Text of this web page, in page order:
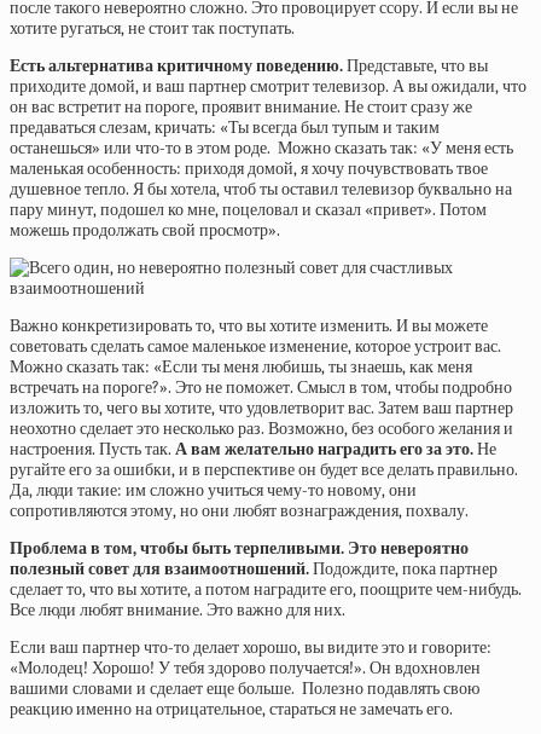
после такого невероятно сложно. Это провоцирует ссору. И если вы не
хотите ругаться, не стоит так поступать.
Есть альтернатива критичному поведению.Представьте, что вы
приходите домой, и ваш партнер смотрит телевизор. А вы ожидали, что
он вас встретит на пороге, проявит внимание. Не стоит сразу же
предаваться слезам, кричать: «Ты всегда был тупым и таким
останешься» или что-то в этом роде. Можно сказать так: «У меня есть
маленькая особенность: приходя домой, я хочу почувствовать твое
душевное тепло. Я бы хотела, чтоб ты оставил телевизор буквально на
пару минут, подошел ко мне, поцеловал и сказал «привет». Потом
можешь продолжать свой просмотр».
Важно конкретизировать то, что вы хотите изменить. И вы можете
советовать сделать самое маленькое изменение, которое устроит вас.
Можно сказать так: «Если ты меня любишь, ты знаешь, как меня
встречать на пороге?». Это не поможет. Смысл в том, чтобы подробно
изложить то, чего вы хотите, что удовлетворит вас. Затем ваш партнер
неохотно сделает это несколько раз. Возможно, без особого желания и
настроения. Пусть так. А вам желательно наградить его за это.Не
ругайте его за ошибки, и в перспективе он будет все делать правильно.
Да, люди такие: им сложно учиться чему-то новому, они
сопротивляются этому, но они любят вознаграждения, похвалу.
Проблема в том, чтобы быть терпеливыми. Это невероятно
полезный совет для взаимоотношений.Подождите, пока партнер
сделает то, что вы хотите, а потом наградите его, поощрите чем-нибудь.
Все люди любят внимание. Это важно для них.
Если ваш партнер что-то делает хорошо, вы видите это и говорите:
«Молодец! Хорошо! У тебя здорово получается!». Он вдохновлен
вашими словами и сделает еще больше. Полезно подавлять свою
реакцию именно на отрицательное, стараться не замечать его.